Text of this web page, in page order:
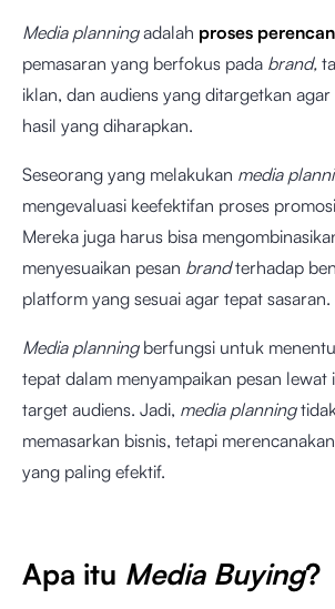
Media planningadalah proses
pemasaran yang berfokus pada brand,
iklan, dan audiens yang ditargetkan
hasil yang diharapkan.
Seseorang yang melakukan media
mengevaluasi keefektifan proses
Mereka juga harus bisa
menyesuaikan pesan brandterhadap
platform yang sesuai agar tepat sasaran.
Media planningberfungsi untuk
tepat dalam menyampaikan pesan lewat
target audiens. Jadi, media planning
memasarkan bisnis, tetapi
yang paling efektif.
Apa itu Media Buying?